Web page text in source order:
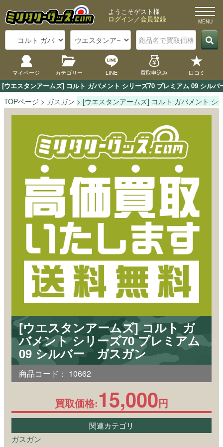
[ウエスタンアームズ] コルト ガバメント シリーズ70 プレミアム 09 シル
ようこそゲスト様
ログイン／会員登録
マイページ カテゴリー LINE 買取申込み 口コミ
TOPページ ガスガン [ウエスタンアームズ] コルト ガバメント シ
[ウエスタンアームズ] コルト ガ
バメント シリーズ70 プレミアム
09 シルバー ガスガン
商品コード： 10662
買取価格:15,000円
関連カテゴリ
ガスガン